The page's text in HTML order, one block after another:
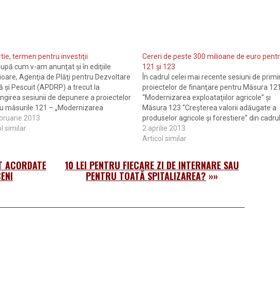
termen pentru investiţii
cum v-am anunţat şi în ediţiile
Agenţia de Plăţi pentru Dezvoltare
şi Pescuit (APDRP) a trecut la
sesiunii de depu­nere a proiectelor
măsu­rile 121 – „Modernizarea
agri­­cole” şi 123 – „Creşterea
adău­­gate a produselor agricole şi
2013
similar
Cereri de peste 300 milioane de euro
121 şi 123
În cadrul celei mai recente sesiuni de
proiectelor de finanţare pentru Măsura 121
“Modernizarea exploataţiilor agricole” şi
Măsura 123 “Creşterea valorii adăugate a
produselor agricole şi forestiere” din cadrul
Programului Naţional de Dezvoltare Rurală
(PNDR), au fost depuse 783 de solicitări de
2 aprilie 2013
Articol similar
ACORDATE
10 LEI PENTRU FIECARE ZI DE INTERNARE SAU
PENTRU TOATĂ SPITALIZAREA? »»